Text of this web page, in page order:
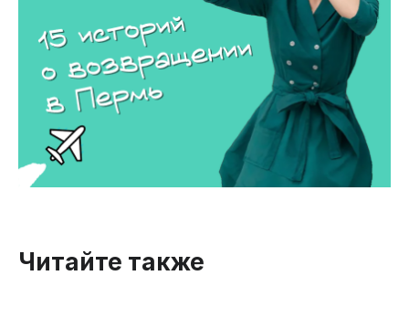
Читайте также